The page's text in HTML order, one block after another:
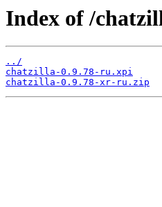
Index of /
../
chatzilla-0.9.78-ru.xpi
chatzilla-0.9.78-xr-ru.zip